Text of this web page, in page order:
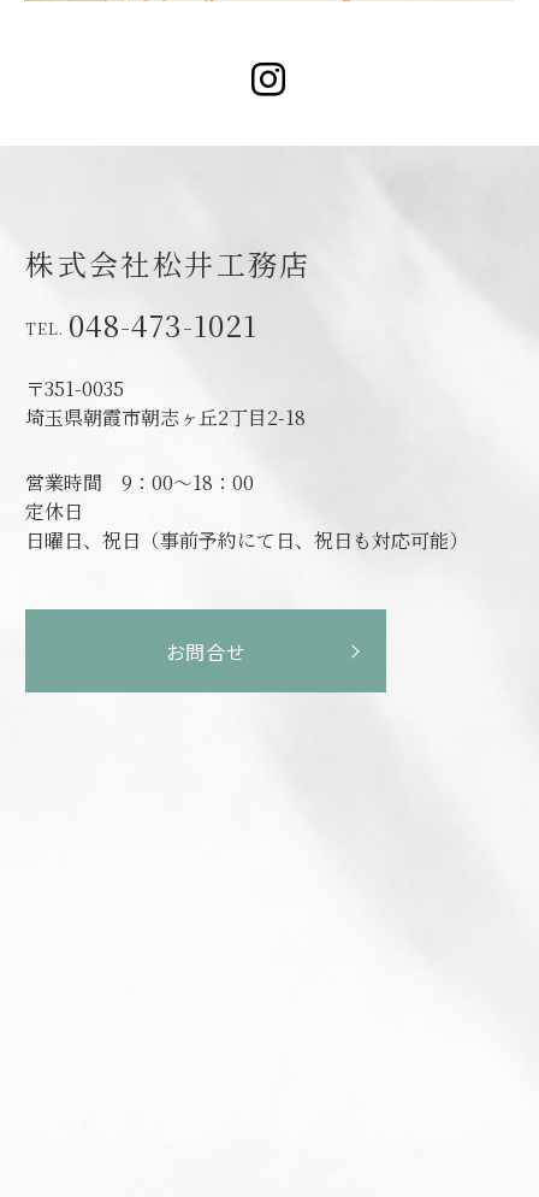
株式会社松井工務店
048-473-1021
〒351-0035
埼玉県朝霞市朝志ヶ丘2丁目2-18
営業時間9：00～18：00
定休日
日曜日、祝日（事前予約にて日、祝日も対応可能）
お問合せ